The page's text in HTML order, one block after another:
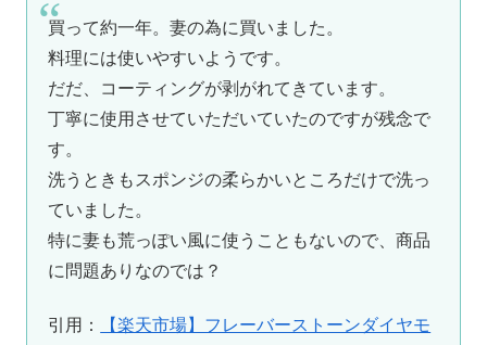
買って約一年。妻の為に買いました。
料理には使いやすいようです。
だだ、コーティングが剥がれてきています。
丁寧に使用させていただいていたのですが残念で
す。
洗うときもスポンジの柔らかいところだけで洗っ
ていました。
特に妻も荒っぽい風に使うこともないので、商品
に問題ありなのでは？
引用：
【楽天市場】フレーバーストーンダイヤモ